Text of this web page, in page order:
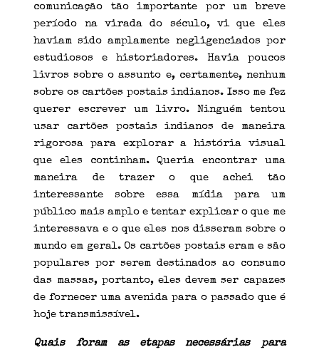
comunicação tão importante por um breve
período na virada do século, vi que eles
haviam sido amplamente negligenciados por
estudiosos e historiadores. Havia poucos
livros sobre o assunto e, certamente, nenhum
sobre os cartões postais indianos. Isso me fez
querer escrever um livro. Ninguém tentou
usar cartões postais indianos de maneira
rigorosa para explorar a história visual
que eles continham. Queria encontrar uma
maneira de trazer o que achei tão
interessante sobre essa mídia para um
público mais amplo e tentar explicar o que me
interessava e o que eles nos disseram sobre o
mundo em geral. Os cartões postais eram e são
populares por serem destinados ao consumo
das massas, portanto, eles devem ser capazes
de fornecer uma avenida para o passado que é
hoje transmissível.
Quais foram as etapas necessárias para